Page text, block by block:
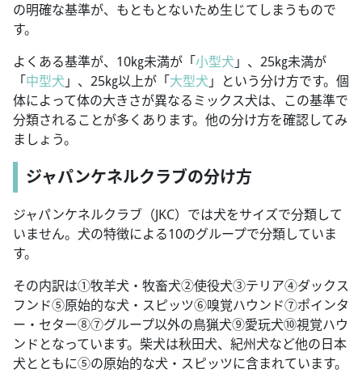
の明確な基準が、もともとないため生じてしまうもので
す。
よくある基準が、10㎏未満が「小型犬 」、25㎏未満が
「中型犬 」、25㎏以上が「大型犬 」という分け方です。個
体によって体の大きさが異なるミックス犬は、この基準で
分類されることが多くあります。他の分け方を確認してみ
ましょう。
ジャパンケネルクラブの分け方
ジャパンケネルクラブ（JKC）では犬をサイズで分類して
いません。犬の特徴による10のグループで分類していま
す。
その内訳は①牧羊犬・牧畜犬②使役犬③テリア④ダックス
フンド⑤原始的な犬・スピッツ⑥嗅覚ハウンド⑦ポインタ
ー・セター⑧⑦グループ以外の鳥猟犬⑨愛玩犬⑩視覚ハウ
ンドとなっています。柴犬は秋田犬、紀州犬など他の日本
犬とともに⑤の原始的な犬・スピッツに含まれています。